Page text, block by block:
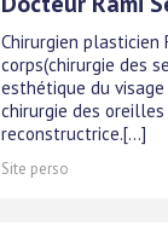
Chirurgien plasticien
corps(chirurgie des
esthétique du
chirurgie des
reconstructrice.[...]
Site perso